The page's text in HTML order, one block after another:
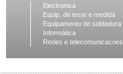
Electronica
Equip. de teste e medida
Equipamento de soldadura
Informática
Redes e telecomunicacoes